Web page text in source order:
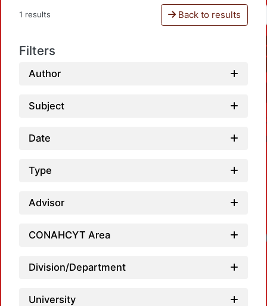
1 results Back to results
Filters
Author
Subject
Date
Type
Advisor
CONAHCYT Area
Division/Department
University